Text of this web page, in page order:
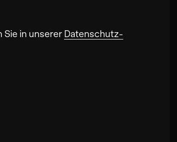
Sie in unserer Datenschutz-